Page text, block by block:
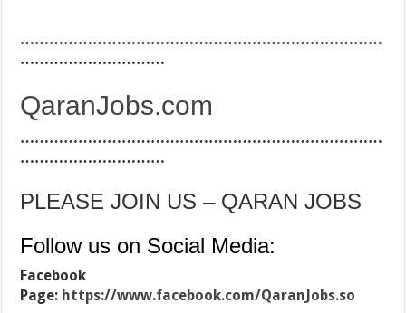
…………………………………………………………………
…………………………
QaranJobs.com
…………………………………………………………………
…………………………
PLEASE JOIN US – QARAN JOBS
Follow us on Social Media:
Facebook
Page: https://www.facebook.com/QaranJobs.so